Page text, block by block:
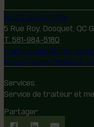
RESTAURATION
5 Rue Roy, Dosquet, QC
T. 581-984-5180
https://
Services:
Service de traiteur et
Partager: